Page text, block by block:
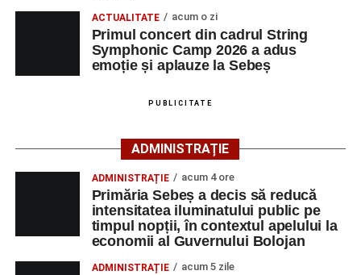
Adaugă-ne ca sursă preferată
Urmărește-ne pe Google News
Primăria Sebeș a decis să reducă intensitatea
iluminatului public pe timpul nopții, în contextul
apelului la economii al Guvernului Bolojan
Duminică, 23 august 2026, Râpa Roșie găzduiește
cea de-a III-a ediție a concursului „CicloAventurier
de Sebeș”
participă, timp de o săptămână, la cursuri de
perfecționare, repetiții și activități artistice desfășurate sub
îndrumarea unor profesori și mentori.
ACTUALITATE acum o zi
Primul concert din cadrul String
Symphonic Camp 2026 a adus
emoție și aplauze la Sebeș
PUBLICITATE
ADMINISTRAȚIE
ADMINISTRAȚIE acum 4 ore
Primăria Sebeș a decis să reducă
intensitatea iluminatului public pe
timpul nopții, în contextul apelului la
economii al Guvernului Bolojan
ADMINISTRAȚIE acum 5 zile